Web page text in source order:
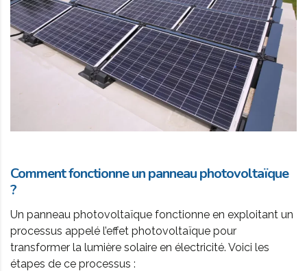
Comment fonctionne un panneau photovoltaïque
?
Un panneau photovoltaïque fonctionne en exploitant un
processus appelé l’effet photovoltaïque pour
transformer la lumière solaire en électricité. Voici les
étapes de ce processus :